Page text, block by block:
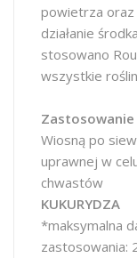
powietrza oraz
działanie
stosowano
wszystkie
Zastosowanie
Wiosną po
uprawnej w
chwastów
KUKURYDZA
*maksymalna
zastosowania: